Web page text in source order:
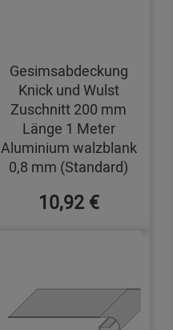
Gesimsabdeckung
Knick und Wulst
Zuschnitt 200 mm
Länge 1 Meter
Aluminium walzblank
0,8 mm (Standard)
10,92 €